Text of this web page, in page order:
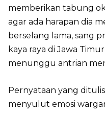
memberikan tabung
agar ada harapan dia
berselang lama, sang
kaya raya di Jawa
menunggu antrian
Pernyataan yang
menyulut emosi